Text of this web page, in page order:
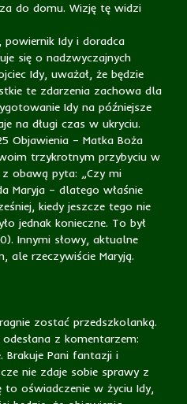
do domu. Wizję tę widzi
powiernik Idy i doradca
się o nadzwyczajnych
Idy, uważał, że będzie
te zdarzenia zachowa dla
Idy na późniejsze
na długi czas w ukryciu.
Objawienia – Matka Boża
trzykrotnym przybyciu w
obawą pyta: „Czy mi
Maryja – dlatego właśnie
kiedy jeszcze tego nie
jednak konieczne. To był
Innymi słowy, aktualne
ale rzeczywiście Maryją.
zostać przedszkolanką.
z komentarzem:
Brakuje Pani fantazji i
nie zdaje sobie sprawy z
oświadczenie w życiu Idy,